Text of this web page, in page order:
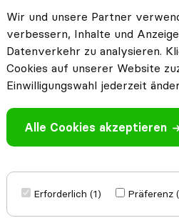
basierend auf 6
Bewertungen
i
Bewertung
mit anderen
Wir und unsere Partner
verbessern, Inhalte und
Datenverkehr zu analysieren.
Cookies auf unserer Website
Einwilligungswahl jederzeit
Alle Cookies akzeptieren
Erforderlich (1) Präferenz